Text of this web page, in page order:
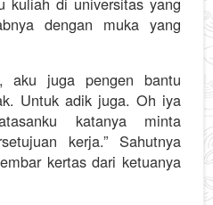
dengan muka yang
aku juga pengen bantu
Untuk adik juga. Oh iya
katanya minta
kerja.” Sahutnya
kertas dari ketuanya